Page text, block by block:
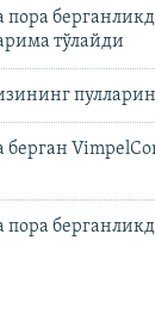
пора
тўлайди
пора